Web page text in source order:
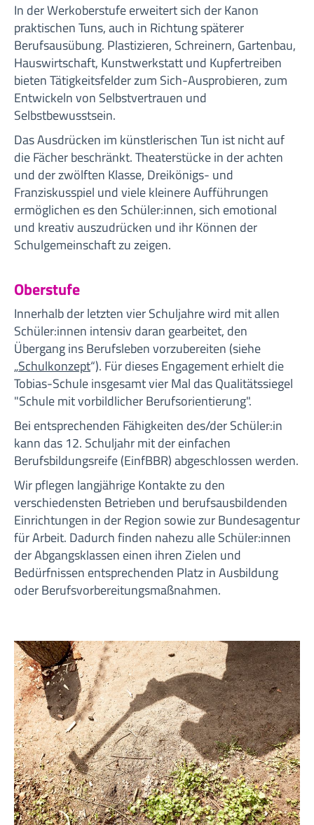
In der Werkoberstufe erweitert sich der Kanon
praktischen Tuns, auch in Richtung späterer
Berufsausübung. Plastizieren, Schreinern, Gartenbau,
Hauswirtschaft, Kunstwerkstatt und Kupfertreiben
bieten Tätigkeitsfelder zum Sich-Ausprobieren, zum
Entwickeln von Selbstvertrauen und
Selbstbewusstsein.
Das Ausdrücken im künstlerischen Tun ist nicht auf
die Fächer beschränkt. Theaterstücke in der achten
und der zwölften Klasse, Dreikönigs- und
Franziskusspiel und viele kleinere Aufführungen
ermöglichen es den Schüler:innen, sich emotional
und kreativ auszudrücken und ihr Können der
Schulgemeinschaft zu zeigen.
Oberstufe
Innerhalb der letzten vier Schuljahre wird mit allen
Schüler:innen intensiv daran gearbeitet, den
Übergang ins Berufsleben vorzubereiten (siehe
„Schulkonzept“). Für dieses Engagement erhielt die
Tobias-Schule insgesamt vier Mal das Qualitätssiegel
"Schule mit vorbildlicher Berufsorientierung".
Bei entsprechenden Fähigkeiten des/der Schüler:in
kann das 12. Schuljahr mit der einfachen
Berufsbildungsreife (EinfBBR) abgeschlossen werden.
Wir pflegen langjährige Kontakte zu den
verschiedensten Betrieben und berufsausbildenden
Einrichtungen in der Region sowie zur Bundesagentur
für Arbeit. Dadurch finden nahezu alle Schüler:innen
der Abgangsklassen einen ihren Zielen und
Bedürfnissen entsprechenden Platz in Ausbildung
oder Berufsvorbereitungsmaßnahmen.